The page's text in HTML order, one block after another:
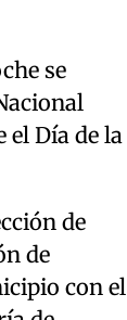
se
Día de la
de
de
con el